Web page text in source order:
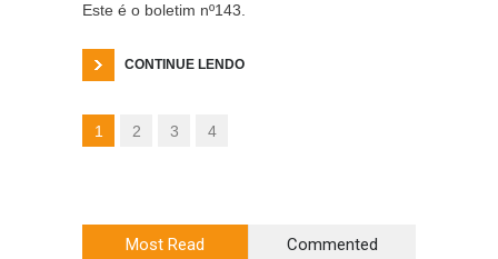
Este é o boletim nº143.
CONTINUE LENDO
1 2 3 4
Most Read Commented